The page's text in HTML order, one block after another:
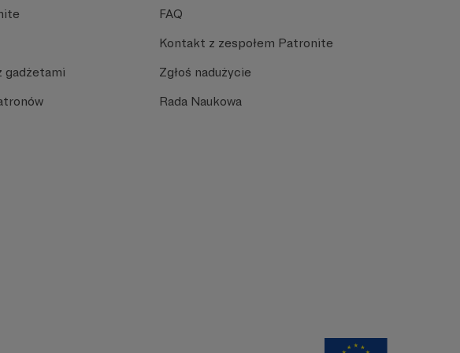
gadżetami
FAQ
Kontakt z zespołem Patronite
Zgłoś nadużycie
Rada Naukowa